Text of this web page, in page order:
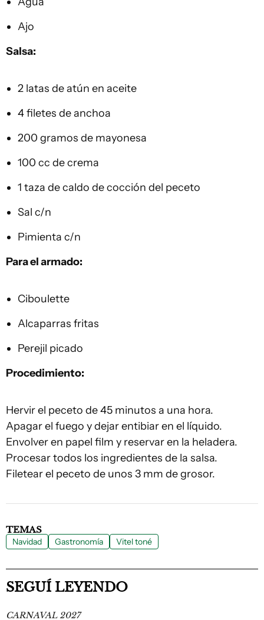
Ajo
Salsa:
2 latas de atún en aceite
4 filetes de anchoa
200 gramos de mayonesa
100 cc de crema
1 taza de caldo de cocción del peceto
Sal c/n
Pimienta c/n
Para el armado:
Ciboulette
Alcaparras fritas
Perejil picado
Procedimiento:
Hervir el peceto de 45 minutos a una hora.
Apagar el fuego y dejar entibiar en el líquido.
Envolver en papel film y reservar en la heladera.
Procesar todos los ingredientes de la salsa.
Filetear el peceto de unos 3 mm de grosor.
TEMAS
Navidad Gastronomía Vitel toné
SEGUÍ LEYENDO
CARNAVAL 2027